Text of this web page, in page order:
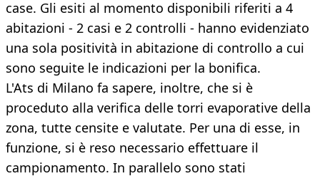
case. Gli esiti al momento disponibili riferiti a 4
abitazioni - 2 casi e 2 controlli - hanno evidenziato
una sola positività in abitazione di controllo a cui
sono seguite le indicazioni per la bonifica.
L'Ats di Milano fa sapere, inoltre, che si è
proceduto alla verifica delle torri evaporative della
zona, tutte censite e valutate. Per una di esse, in
funzione, si è reso necessario effettuare il
campionamento. In parallelo sono stati